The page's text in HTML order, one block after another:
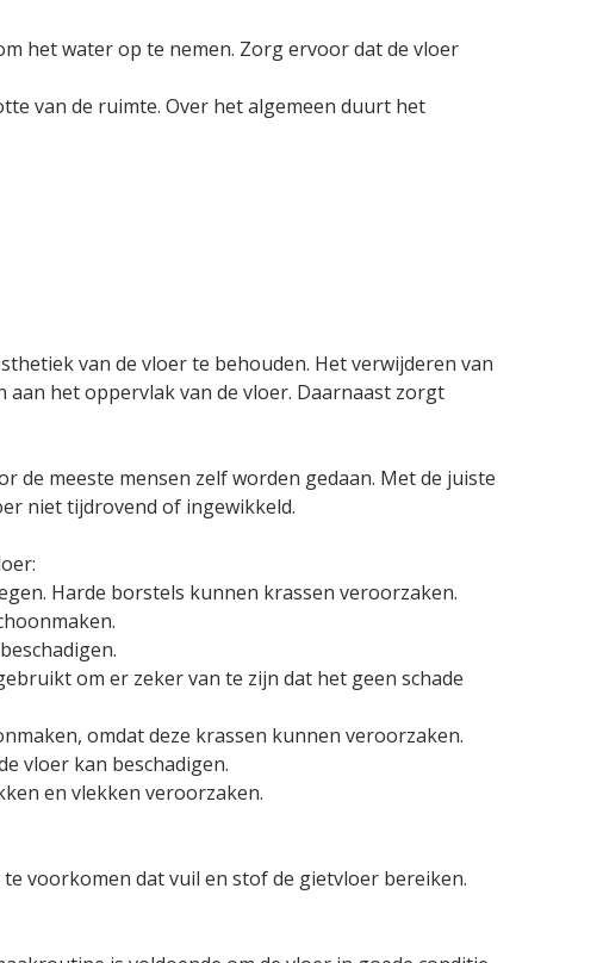
het water op te nemen. Zorg ervoor dat de vloer
van de ruimte. Over het algemeen duurt het
van de vloer te behouden. Het verwijderen van
het oppervlak van de vloer. Daarnaast zorgt
de meeste mensen zelf worden gedaan. Met de juiste
niet tijdrovend of ingewikkeld.
Harde borstels kunnen krassen veroorzaken.
om er zeker van te zijn dat het geen schade
omdat deze krassen kunnen veroorzaken.
vloer kan beschadigen.
en vlekken veroorzaken.
voorkomen dat vuil en stof de gietvloer bereiken.